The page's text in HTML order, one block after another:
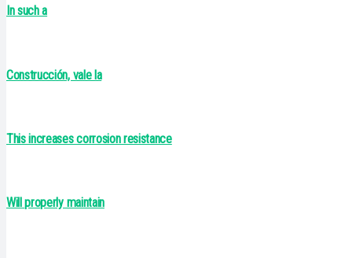
In such a
Construcción, vale la
This increases corrosion resistance
Will properly maintain